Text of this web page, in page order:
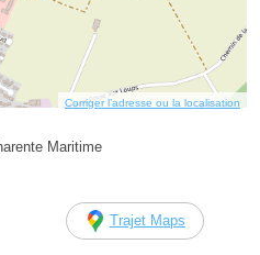
Corriger l’adresse ou la localisation
Maritime
Trajet Maps